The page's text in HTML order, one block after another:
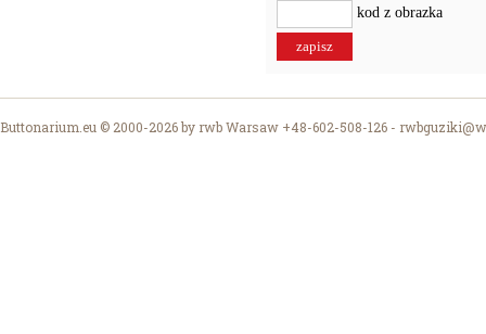
kod z obrazka
Buttonarium.eu © 2000-2026 by rwb Warsaw +48-602-508-126 -